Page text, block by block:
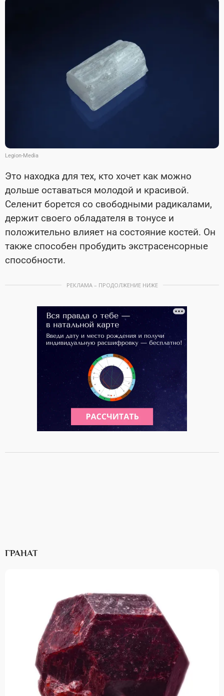
Legion-Media
Это находка для тех, кто хочет как можно
дольше оставаться молодой и красивой.
Селенит борется со свободными радикалами,
держит своего обладателя в тонусе и
положительно влияет на состояние костей. Он
также способен пробудить экстрасенсорные
способности.
РЕКЛАМА – ПРОДОЛЖЕНИЕ НИЖЕ
ГРАНАТ